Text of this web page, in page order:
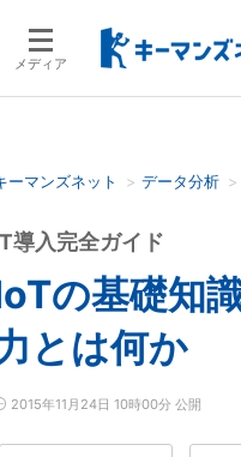
メディア
検索語を入力してく
ーマンズネット データ分析
の基礎知
とは何か
導入完全ガイド
2015年11月24日 10時00分 公開